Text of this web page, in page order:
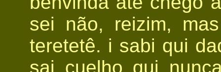
sei não, reizim,
teretetê. i sabi qui
sai cuelho qui